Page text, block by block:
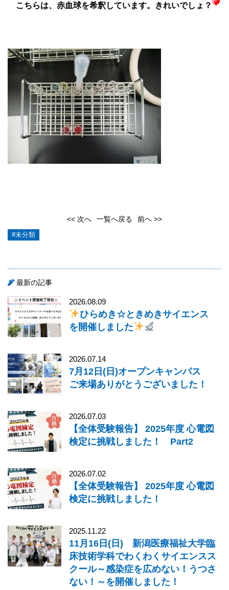
こちらは、赤血球を希釈しています。きれいでしょ？
<< 次へ 一覧へ戻る 前へ >>
#未分類
最新の記事
2026.08.09
ひらめき☆ときめきサイエンス
を開催しました
2026.07.14
7月12日(日)オープンキャンパス
ご来場ありがとうございました！
2026.07.03
【全体受験報告】 2025年度 心電図
検定に挑戦しました！ Part2
2026.07.02
【全体受験報告】 2025年度 心電図
検定に挑戦しました！
2025.11.22
11月16日(日) 新潟医療福祉大学臨
床技術学科でわくわくサイエンスス
クール～感染症を広めない！うつさ
ない！～を開催しました！